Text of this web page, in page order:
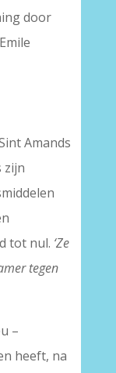
door
Amands
zijn
tot nul. ‘Ze
tegen
–
heeft, na